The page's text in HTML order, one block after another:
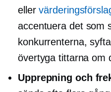
eller
accentuera det som
konkurrenterna,
övertyga tittarna om
Upprepning och